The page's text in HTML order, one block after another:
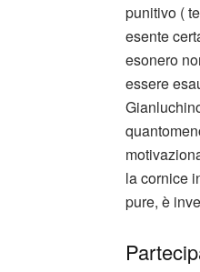
punitivo (
esente
esonero
essere
la cornice
pure, è